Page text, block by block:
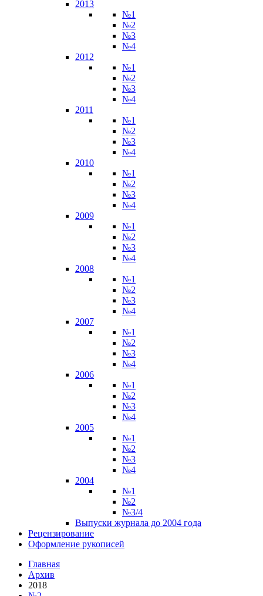
2013
№1
№2
№3
№4
2012
№1
№2
№3
№4
2011
№1
№2
№3
№4
2010
№1
№2
№3
№4
2009
№1
№2
№3
№4
2008
№1
№2
№3
№4
2007
№1
№2
№3
№4
2006
№1
№2
№3
№4
2005
№1
№2
№3
№4
2004
№1
№2
№3/4
Выпуски журнала до 2004 года
Рецензирование
Оформление рукописей
Главная
Архив
2018